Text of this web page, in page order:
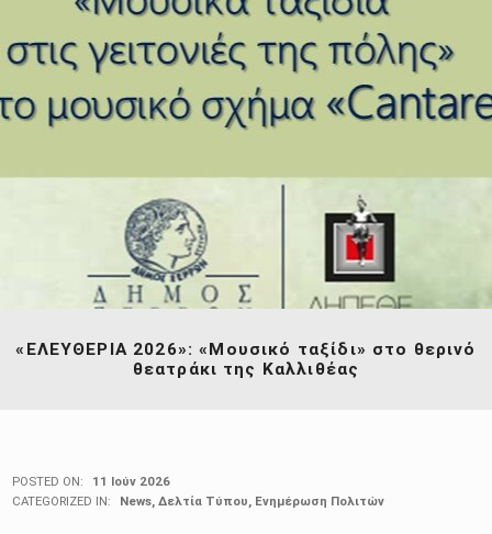
«ΕΛΕΥΘΕΡΙΑ 2026»: «Μουσικό ταξίδι» στο θερινό
θεατράκι της Καλλιθέας
POSTED ON:
11 Ιούν 2026
CATEGORIZED IN:
News, Δελτία Τύπου Ενημέρωση Πολιτών